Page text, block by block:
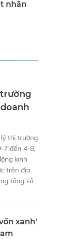
nhân
lý thị trường
7 đến 4-8,
kinh
trên địa
tổng số
xanh'